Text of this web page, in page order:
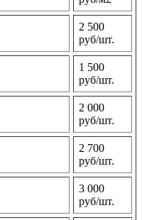
2 500
руб/шт.
1 500
руб/шт.
2 000
руб/шт.
2 700
руб/шт.
3 000
руб/шт.